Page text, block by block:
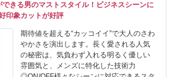
できる男のマストスタイル！ビジネスシーンに
印象カットが好評
期待値を超える“カッコイイ”で大人のさわ
やかさを演出します。長く愛される人気
の秘密は、気負わず入れる明るく優しい
雰囲気と、メンズに特化した技術力